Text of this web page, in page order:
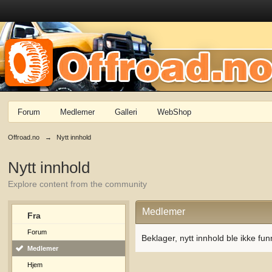
Forum Medlemer Galleri WebShop
Offroad.no → Nytt innhold
Nytt innhold
Explore content from the community
Fra
Forum
Medlemer
Hjem
Medlemer
Beklager, nytt innhold ble ikke